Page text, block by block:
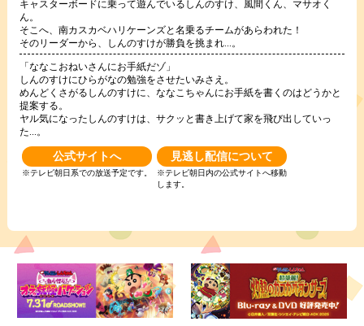
キャスターボードに乗って遊んでいるしんのすけ、風間くん、マサオく
ん。
そこへ、南カスカベハリケーンズと名乗るチームがあらわれた！
そのリーダーから、しんのすけが勝負を挑まれ...。
「ななこおねいさんにお手紙だゾ」
しんのすけにひらがなの勉強をさせたいみさえ。
めんどくさがるしんのすけに、ななこちゃんにお手紙を書くのはどうかと
提案する。
ヤル気になったしんのすけは、サクッと書き上げて家を飛び出していっ
た...。
公式サイトへ
※テレビ朝日系での放送予定です。
見逃し配信について
※テレビ朝日内の公式サイトへ移動
します。